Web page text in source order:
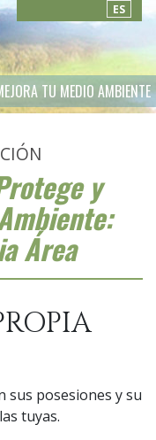
ES
TU MEDIO AMBIENTE
y
Área
sus posesiones y su
tuyas.